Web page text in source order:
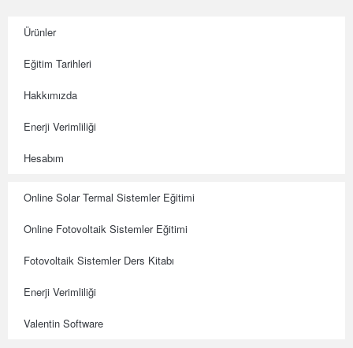
Ürünler
Eğitim Tarihleri
Hakkımızda
Enerji Verimliliği
Hesabım
Online Solar Termal Sistemler Eğitimi
Online Fotovoltaik Sistemler Eğitimi
Fotovoltaik Sistemler Ders Kitabı
Enerji Verimliliği
Valentin Software